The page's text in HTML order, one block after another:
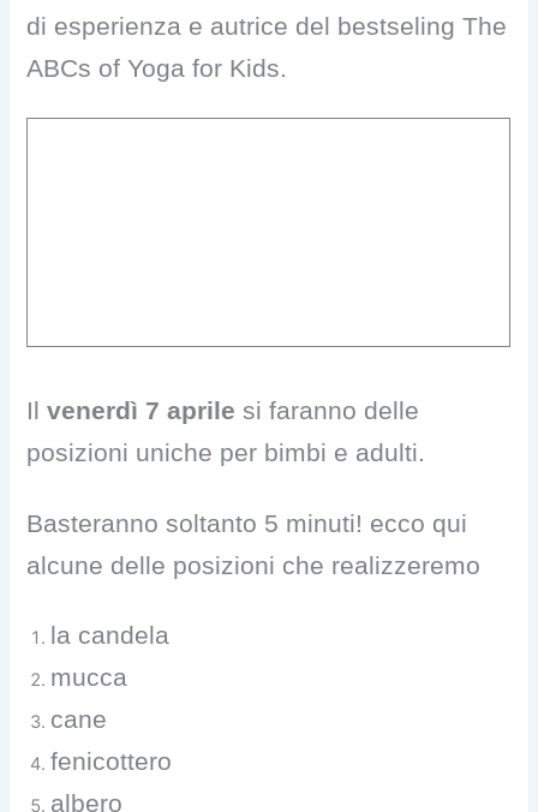
di esperienza e autrice del bestseling The
ABCs of Yoga for Kids.
Ilvenerdì 7 aprile si faranno delle
posizioni uniche per bimbi e adulti.
Basteranno soltanto 5 minuti! ecco qui
alcune delle posizioni che realizzeremo
la candela
mucca
cane
fenicottero
albero